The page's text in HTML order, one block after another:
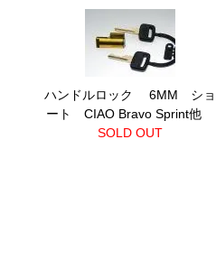
ハンドルロック 6MM ショ
ート CIAO Bravo Sprint他
SOLD OUT